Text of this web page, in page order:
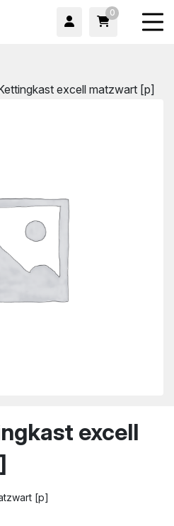
0
excell matzwart [p]
excell
[p]